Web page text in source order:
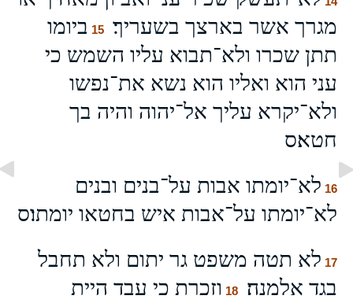
מגרך אשר בארצך בשעריך׃
15 ביומו
תתן שכרו ולא־תבוא עליו השמש כי
עני הוא ואליו הוא נשא את־נפשו
ולא־יקרא עליך אל־יהוה והיה בך
חטא׃ס
16 לא־יומתו אבות על־בנים ובנים
לא־יומתו על־אבות איש בחטאו יומתו׃ס
17 לא תטה משפט גר יתום ולא תחבל
בגד אלמנה׃
18 וזכרת כי עבד היית